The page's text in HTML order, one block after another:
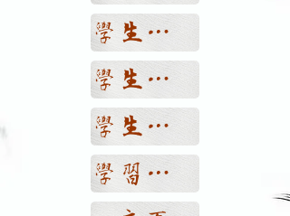
學生活動
學生獲獎
學生佳作
學習資源